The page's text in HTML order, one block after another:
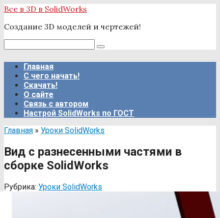
Перейти
контенту
Все в 3D в SolidWorks
Создание 3D моделей и чертежей!
Главная
С чего начать!
Скачать!
О сайте
Связь с автором
Настрой SolidWorks по ГОСТ
Главная » Уроки SolidWorks
Вид с разнесенными частями в
сборке SolidWorks
Рубрика: Уроки SolidWorks